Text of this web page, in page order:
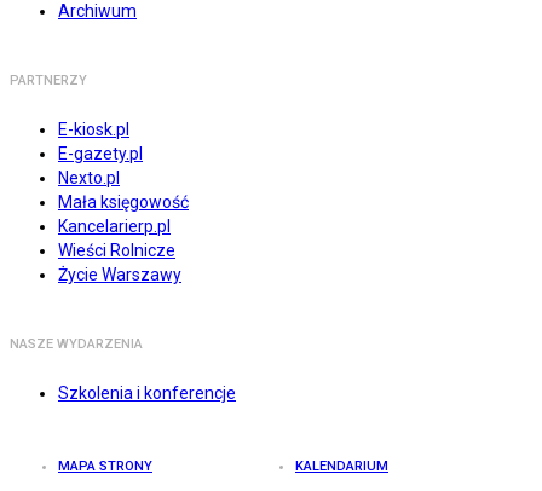
Archiwum
PARTNERZY
E-kiosk.pl
E-gazety.pl
Nexto.pl
Mała księgowość
Kancelarierp.pl
Wieści Rolnicze
Życie Warszawy
NASZE WYDARZENIA
Szkolenia i konferencje
MAPA STRONY KALENDARIUM